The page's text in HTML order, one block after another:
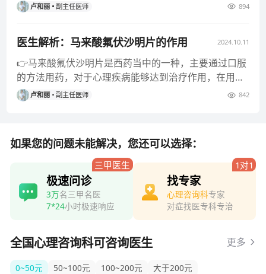
种常用的解热镇痛药，也
卢和丽 副主任医师 894
医生解析：马来酸氟伏沙明片的作用 2024.10.11
👉马来酸氟伏沙明片是西药当中的一种，主要通过口服
的方法用药，对于心理疾病能够达到治疗作用，在用药
治疗期间需要遵医嘱。
卢和丽 副主任医师 842
如果您的问题未能解决，您还可以选择：
三甲医生
极速问诊
3万名三甲名医
7*24小时极速响应
1对1
找专家
心理咨询科专家
对症找医专科专治
全国心理咨询科可咨询医生 更多
0~50元 50~100元 100~200元 大于200元